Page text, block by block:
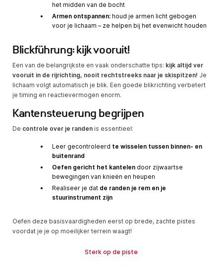
het midden van de bocht
Armen ontspannen: houd je armen licht gebogen
voor je lichaam – ze helpen bij het evenwicht houden
Blickführung: kijk vooruit!
Een van de belangrijkste en vaak onderschatte tips: kijk altijd ver
vooruit in de rijrichting, nooit rechtstreeks naar je skispitzen! Je
lichaam volgt automatisch je blik. Een goede blikrichting verbetert
je timing en reactievermogen enorm.
Kantensteuerung begrijpen
De controle over je randen is essentieel:
Leer gecontroleerd te wisselen tussen binnen- en
buitenrand
Oefen gericht het kantelen door zijwaartse
bewegingen van knieën en heupen
Realiseer je dat de randen je rem en je
stuurinstrument zijn
Oefen deze basisvaardigheden eerst op brede, zachte pistes
voordat je je op moeilijker terrein waagt!
Sterk op de piste